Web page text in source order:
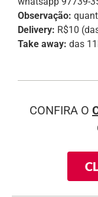
Observação:
Delivery: R$10
Take away: das
CONFIRA O